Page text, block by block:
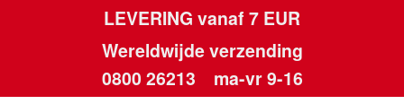
LEVERING vanaf 7 EUR
Wereldwijde verzending
0800 26213 ma-vr 9-16